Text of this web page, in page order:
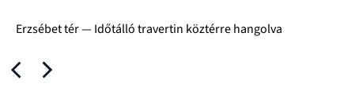
Erzsébet tér — Időtálló travertin köztérre hangolva